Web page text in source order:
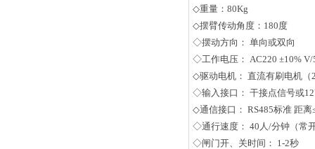
◇重量：80Kg
◇摆臂传动角度：180度
◇摆动方向： 单向或双向
◇工作电压： AC220 ±10% V/
◇驱动电机： 直流有刷电机（
◇输入接口： 干接点信号或
◇通信接口： RS485标准 距离
◇通行速度： 40人/分钟（常
◇闸门开、关时间： 1-2秒